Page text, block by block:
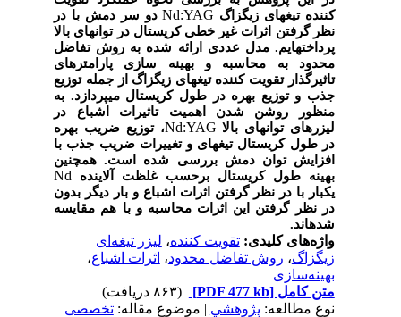
کننده تیغه­ای زیگزاگNd:YAGدو سر دمش با در
نظر گرفتن اثرات غیر خطی کریستال در توان­های بالا
پرداخته­ایم. مدل عددی ارائه شده به روش تفاضل
محدود به محاسبه و بهینه سازی پارامترهای
تاثیرگذار تقویت کننده تیغه­ای زیگزاگ از جمله توزیع
جذب و توزیع بهره در طول کریستال می­پردازد. به
منظور روشن شدن اهمیت تاثیرات اشباع در
لیزرهای توان­های بالاNd:YAG، توزیع ضریب بهره
در طول کریستال تیغه­ای و تغییرات ضریب جذب با
افزایش توان دمش بررسی شده است. همچنین
بهینه طول کریستال برحسب غلظت آلایندهNd
یکبار با در نظر گرفتن اثرات اشباع و بار دیگر بدون
در نظر گرفتن این اثرات محاسبه و با هم مقایسه
شده­اند.
واژه‌های کلیدی:تقویت کننده،لیزر تیغه‌ای
زیگزاگ،روش تفاضل محدود،اثرات اشباع،
بهینه‌سازی
متن کامل[PDF 477 kb]
نوع مطالعه:پژوهشي| موضوع مقاله:تخصصی